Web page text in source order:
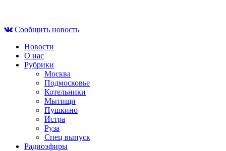
contentСообщить новость
Новости
О нас
Рубрики
Москва
Подмосковье
Котельники
Мытищи
Пушкино
Истра
Руза
Спец выпуск
Радиоэфиры